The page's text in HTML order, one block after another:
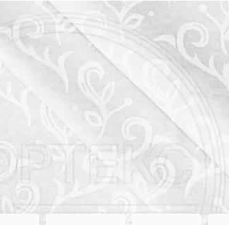
недорогих матрасов, одеял,
текстиля.
Характеристики
Категория — ткань
Состав
80% полиэстер
Плотность
—
115±5 гр/м2